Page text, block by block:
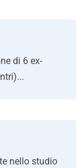
di 6 ex-
nello studio